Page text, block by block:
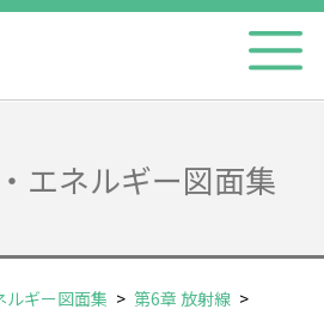
エネルギー図面集
ルギー図面集 > 第6章 放射線 >